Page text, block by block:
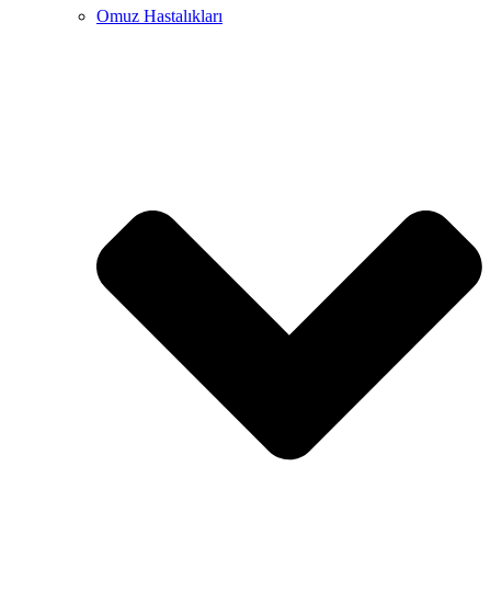
Omuz Hastalıkları